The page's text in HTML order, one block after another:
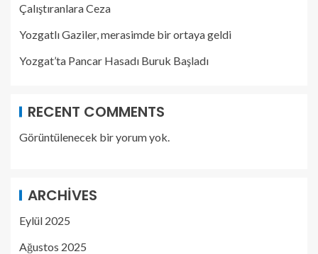
Çalıştıranlara Ceza
Yozgatlı Gaziler, merasimde bir ortaya geldi
Yozgat’ta Pancar Hasadı Buruk Başladı
RECENT COMMENTS
Görüntülenecek bir yorum yok.
ARCHIVES
Eylül 2025
Ağustos 2025